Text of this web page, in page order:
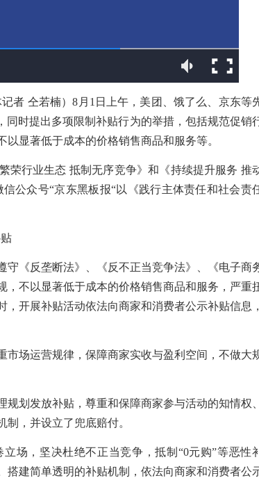
者 仝若楠）8月1日上午，美团、饿了么、京东等
同时提出多项限制补贴行为的举措，包括规范促销
显著低于成本的价格销售商品和服务等。
荣行业生态 抵制无序竞争》和《持续提升服务 推
公众号“京东黑板报“以《践行主体责任和社会责
守《反垄断法》、《反不正当竞争法》、《电子商
不以显著低于成本的价格销售商品和服务，严重
，开展补贴活动依法向商家和消费者公示补贴信息
市场运营规律，保障商家实收与盈利空间，不做大
规划发放补贴，尊重和保障商家参与活动的知情权
，并设立了兜底赔付。
场，坚决杜绝不正当竞争，抵制“0元购”等恶性
搭建简单透明的补贴机制，依法向商家和消费者公